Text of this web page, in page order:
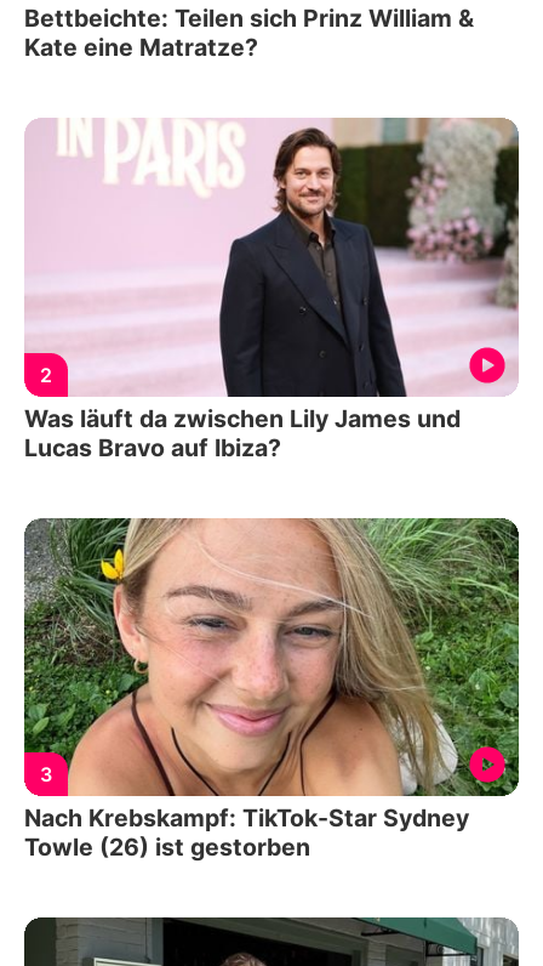
Bettbeichte: Teilen sich Prinz William &
Kate eine Matratze?
2
Was läuft da zwischen Lily James und
Lucas Bravo auf Ibiza?
3
Nach Krebskampf: TikTok-Star Sydney
Towle (26) ist gestorben